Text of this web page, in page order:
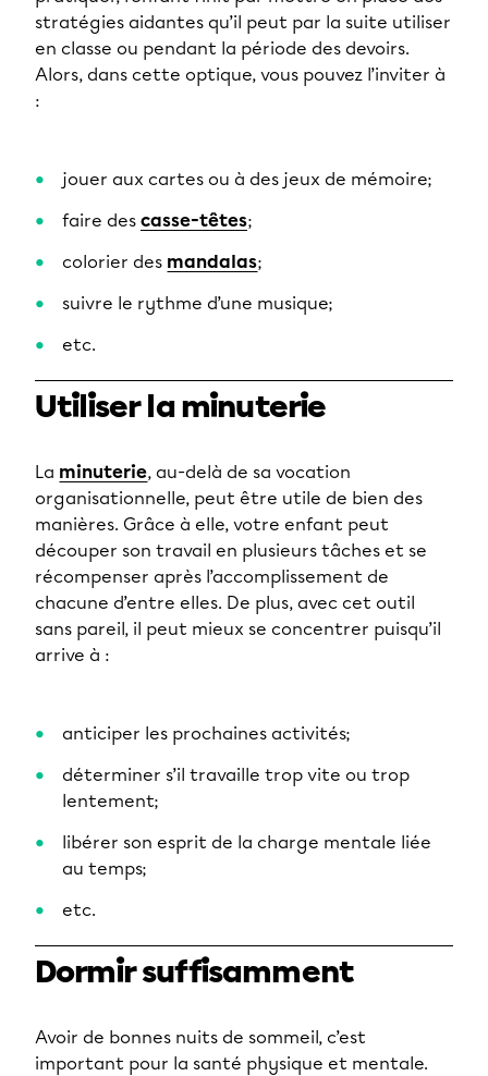
stratégies aidantes qu’il peut par la suite utiliser
en classe ou pendant la période des devoirs.
Alors, dans cette optique, vous pouvez l’inviter à
:
jouer aux cartes ou à des jeux de mémoire;
faire des casse-têtes;
colorier des mandalas;
suivre le rythme d’une musique;
etc.
Utiliser la minuterie
La minuterie, au-delà de sa vocation
organisationnelle, peut être utile de bien des
manières. Grâce à elle, votre enfant peut
découper son travail en plusieurs tâches et se
récompenser après l’accomplissement de
chacune d’entre elles. De plus, avec cet outil
sans pareil, il peut mieux se concentrer puisqu’il
arrive à :
anticiper les prochaines activités;
déterminer s’il travaille trop vite ou trop
lentement;
libérer son esprit de la charge mentale liée
au temps;
etc.
Dormir suffisamment
Avoir de bonnes nuits de sommeil, c’est
important pour la santé physique et mentale.